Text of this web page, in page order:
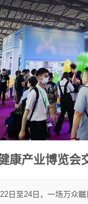
康产业博览会
22日至24日，一场万众